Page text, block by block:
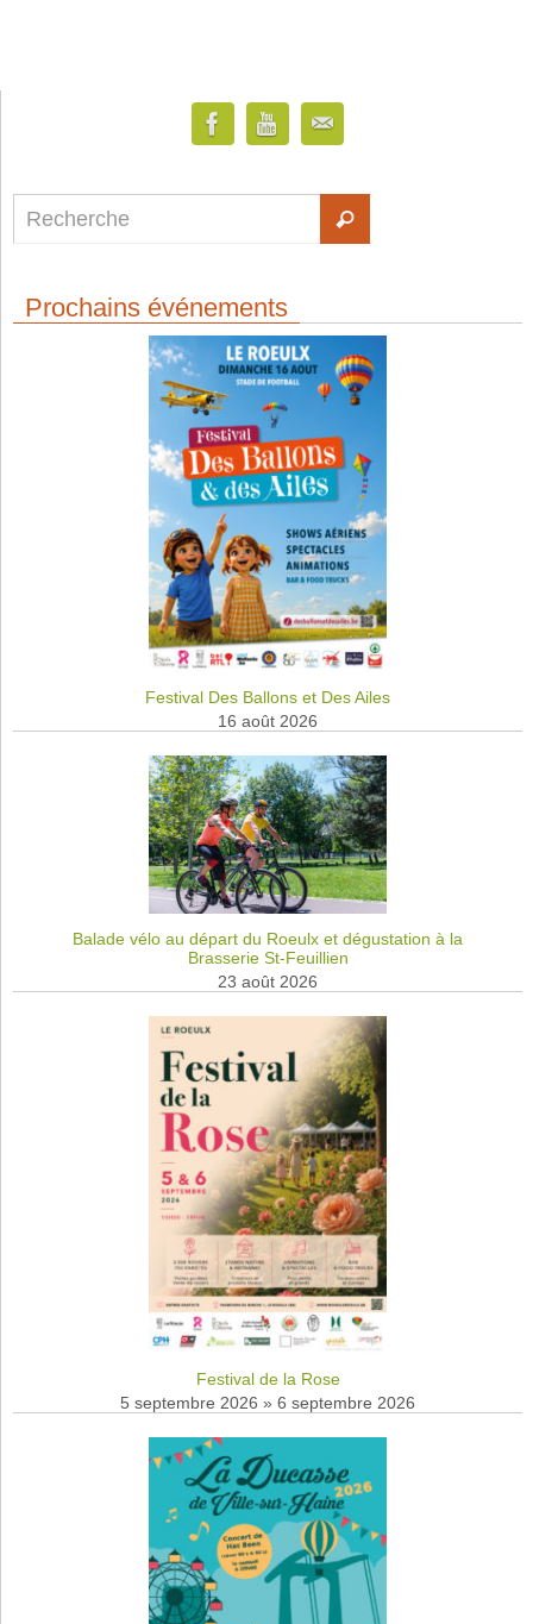
Prochains événements
Festival Des Ballons et Des Ailes
16 août 2026
Balade vélo au départ du Roeulx et dégustation à la
Brasserie St-Feuillien
23 août 2026
Festival de la Rose
5 septembre 2026 » 6 septembre 2026